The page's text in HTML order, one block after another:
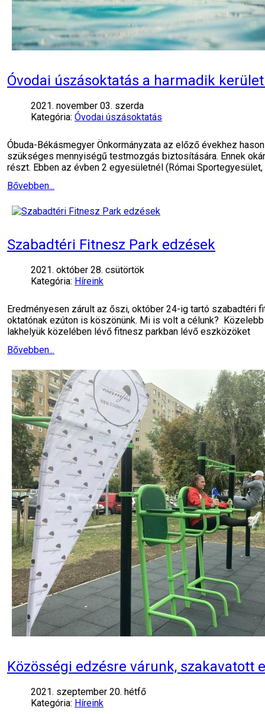
Óvodai úszásoktatás a harmadik
2021. november 03. szerda
Kategória: Óvodai úszásoktatás
Óbuda-Békásmegyer Önkormányzata az előző évekhez
szükséges mennyiségű testmozgás biztosítására. Ennek
részt. Ebben az évben 2 egyesületnél (Római Sportegyesület,
Bővebben...
Szabadtéri Fitnesz Park edzések
2021. október 28. csütörtök
Kategória: Híreink
Eredményesen zárult az őszi, október 24-ig tartó szabadtéri
oktatónak ezúton is köszönünk. Mi is volt a célunk?
lakhelyük közelében lévő fitnesz parkban lévő eszközöket
Bővebben...
Közösségi edzésre várunk, szakavatott
2021. szeptember 20. hétfő
Kategória: Híreink